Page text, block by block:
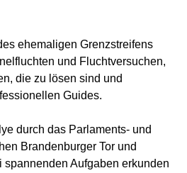
ehemaligen Grenzstreifens
und Fluchtversuchen,
die zu lösen sind und
Guides.
durch das Parlaments- und
Brandenburger Tor und
spannenden Aufgaben erkunden